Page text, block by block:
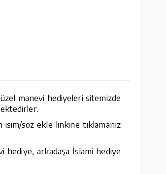
manevi hediyeleri sitemizde
söz ekle linkine tıklamanız
hediye, arkadaşa İslami hediye